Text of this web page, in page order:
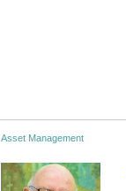
Asset Management